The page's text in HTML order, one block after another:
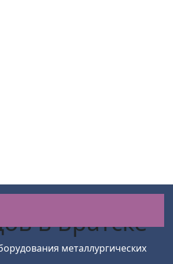
в Братске
металлургических